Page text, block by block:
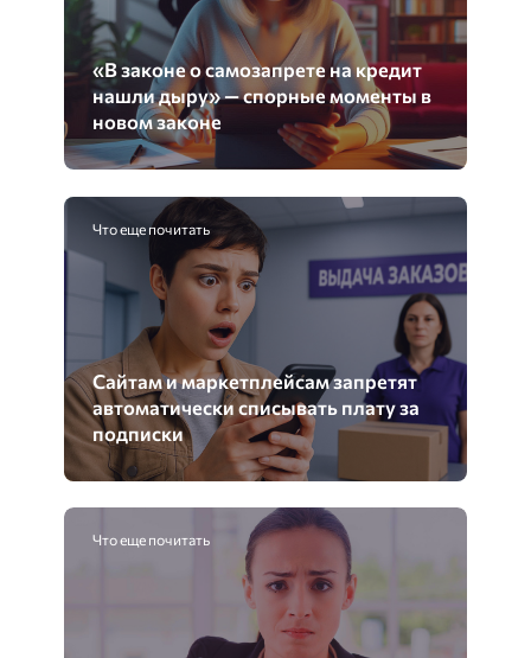
«В законе о самозапрете на кредит
нашли дыру» — спорные моменты в
новом законе
Что еще почитать
Сайтам и маркетплейсам запретят
автоматически списывать плату за
подписки
Что еще почитать